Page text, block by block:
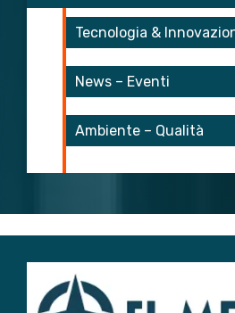
Tecnologia &
News – Eventi
Ambiente – Qualità